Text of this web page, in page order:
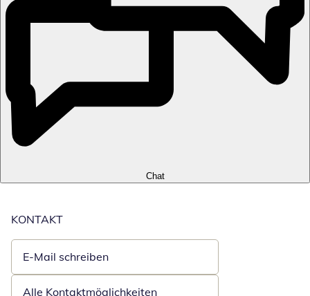
Chat
KONTAKT
E-Mail schreiben
Öffnet E-Mail-Client
Alle Kontaktmöglichkeiten